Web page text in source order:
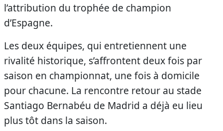
l’attribution du trophée de champion
d’Espagne.
Les deux équipes, qui entretiennent une
rivalité historique, s’affrontent deux fois par
saison en championnat, une fois à domicile
pour chacune. La rencontre retour au stade
Santiago Bernabéu de Madrid a déjà eu lieu
plus tôt dans la saison.